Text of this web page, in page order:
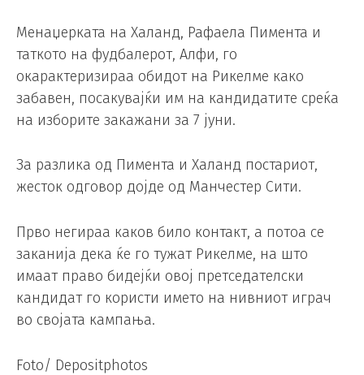
Менаџерката на Халанд, Рафаела Пимента и
таткото на фудбалерот, Алфи, го
окарактеризираа обидот на Рикелме како
забавен, посакувајќи им на кандидатите среќа
на изборите закажани за 7 јуни.
За разлика од Пимента и Халанд постариот,
жесток одговор дојде од Манчестер Сити.
Прво негираа каков било контакт, а потоа се
заканија дека ќе го тужат Рикелме, на што
имаат право бидејќи овој претседателски
кандидат го користи името на нивниот играч
во својата кампања.
Foto/ Depositphotos